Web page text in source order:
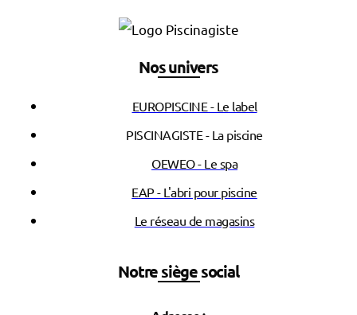
Nos univers
EUROPISCINE - Le label
PISCINAGISTE - La piscine
OEWEO - Le spa
EAP - L'abri pour piscine
Le réseau de magasins
Notre siège social